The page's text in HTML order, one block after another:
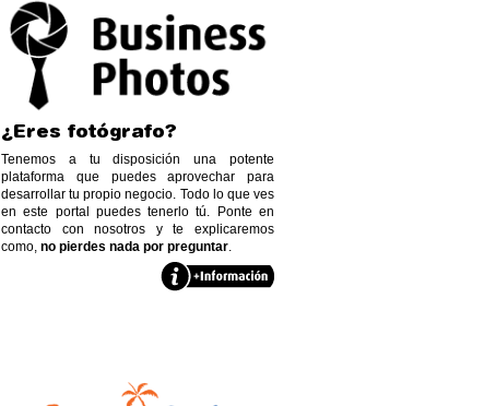
¿Eres fotógrafo?
Tenemos a tu disposición una potente
plataforma que puedes aprovechar para
desarrollar tu propio negocio. Todo lo que ves
en este portal puedes tenerlo tú. Ponte en
contacto con nosotros y te explicaremos
como, no pierdes nada por preguntar.